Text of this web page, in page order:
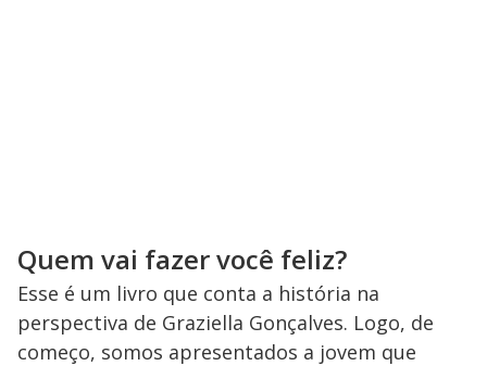
Quem vai fazer você feliz?
Esse é um livro que conta a história na
perspectiva de Graziella Gonçalves. Logo, de
começo, somos apresentados a jovem que